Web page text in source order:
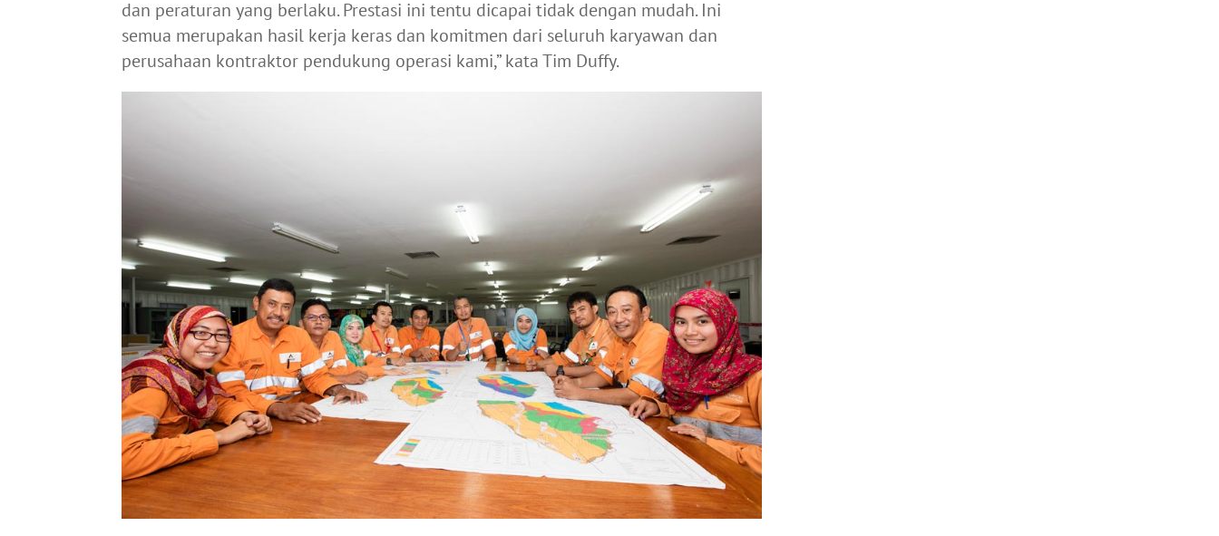
dan peraturan yang berlaku. Prestasi ini tentu dicapai tidak dengan mudah. Ini
semua merupakan hasil kerja keras dan komitmen dari seluruh karyawan dan
perusahaan kontraktor pendukung operasi kami,” kata Tim Duffy.